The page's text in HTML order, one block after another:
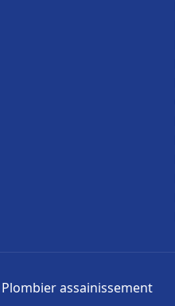
assainissement